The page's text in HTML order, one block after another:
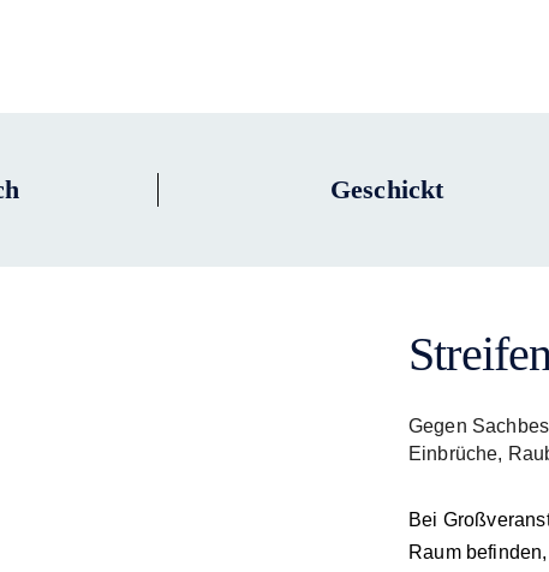
Geschickt
Gegen
Einbrüche,
Bei
Raum